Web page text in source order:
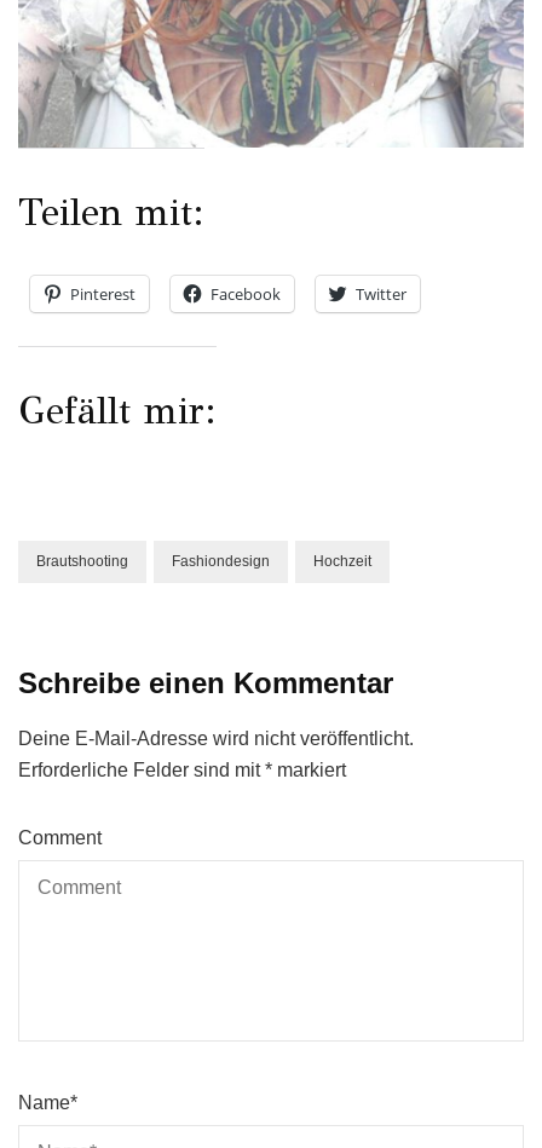
Teilen mit:
Pinterest Facebook Twitter
Gefällt mir:
Brautshooting Fashiondesign Hochzeit
Schreibe einen Kommentar
Deine E-Mail-Adresse wird nicht veröffentlicht.
Erforderliche Felder sind mit* markiert
Comment
Name*